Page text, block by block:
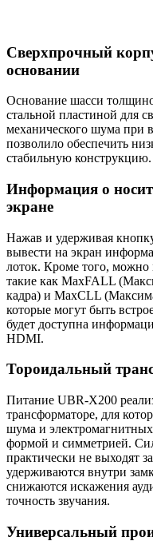
Сверхпрочный
основании
Основание шасси
стальной пластиной для
механического шума при
позволило обеспечить
стабильную конструкцию.
Информация о
экране
Нажав и удерживая
вывести на экран
лоток. Кроме того, можно
такие как MaxFALL
кадра) и MaxCLL
которые могут быть
будет доступна
HDMI.
Тороидальный
Питание UBR-X200
трансформаторе, для
шума и
формой и симметрией.
практически не выходят
удерживаются внутри
снижаются искажения
точность звучания.
Универсальный